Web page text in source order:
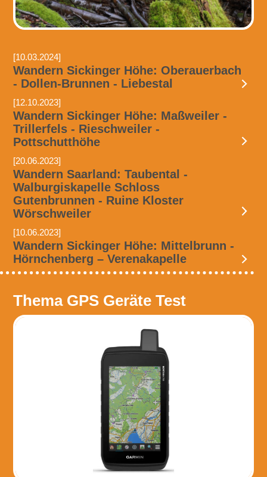
[10.03.2024]
Wandern Sickinger Höhe: Oberauerbach
- Dollen-Brunnen - Liebestal
[12.10.2023]
Wandern Sickinger Höhe: Maßweiler -
Trillerfels - Rieschweiler -
Pottschutthöhe
[20.06.2023]
Wandern Saarland: Taubental -
Walburgiskapelle Schloss
Gutenbrunnen - Ruine Kloster
Wörschweiler
[10.06.2023]
Wandern Sickinger Höhe: Mittelbrunn -
Hörnchenberg – Verenakapelle
Thema GPS Geräte Test